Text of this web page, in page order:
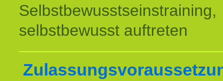
Selbstbewusstseinstraining,
selbstbewusst auftreten